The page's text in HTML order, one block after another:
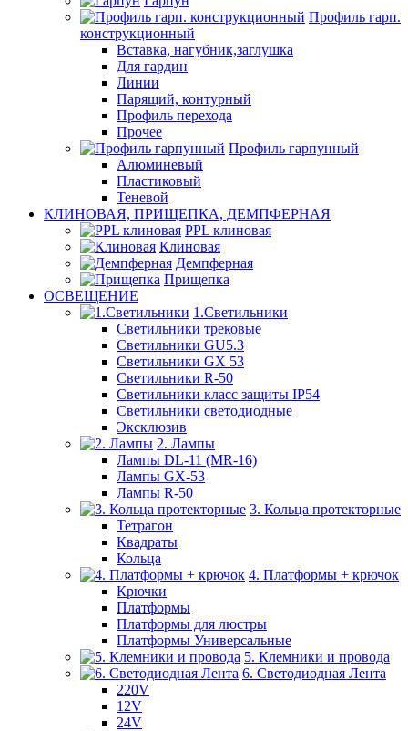
Профиль гарп.
конструкционный
Вставка, нагубник,заглушка
Для гардин
Линии
Парящий, контурный
Профиль перехода
Прочее
Профиль гарпунный
Алюминевый
Пластиковый
Теневой
КЛИНОВАЯ, ПРИЩЕПКА, ДЕМПФЕРНАЯ
PPL клиновая
Клиновая
Демпферная
Прищепка
ОСВЕЩЕНИЕ
1.Светильники
Светильники трековые
Светильники GU5.3
Светильники GX 53
Светильники R-50
Светильники класс защиты IP54
Светильники светодиодные
Эксклюзив
2. Лампы
Лампы DL-11 (MR-16)
Лампы GX-53
Лампы R-50
3. Кольца протекторные
Тетрагон
Квадраты
Кольца
4. Платформы + крючок
Крючки
Платформы
Платформы для люстры
Платформы Универсальные
5. Клемники и провода
6. Светодиодная Лента
220V
12V
24V